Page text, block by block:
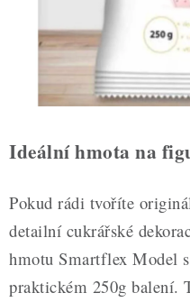
PROFI BALENÍ
NOVÉ ZBOŽÍ
Blog
Podmínky ochrany osobních
Ideální hmota na
Pokud rádi tvoříte
detailní cukrářské
hmotu Smartflex Model
praktickém 250g balení.